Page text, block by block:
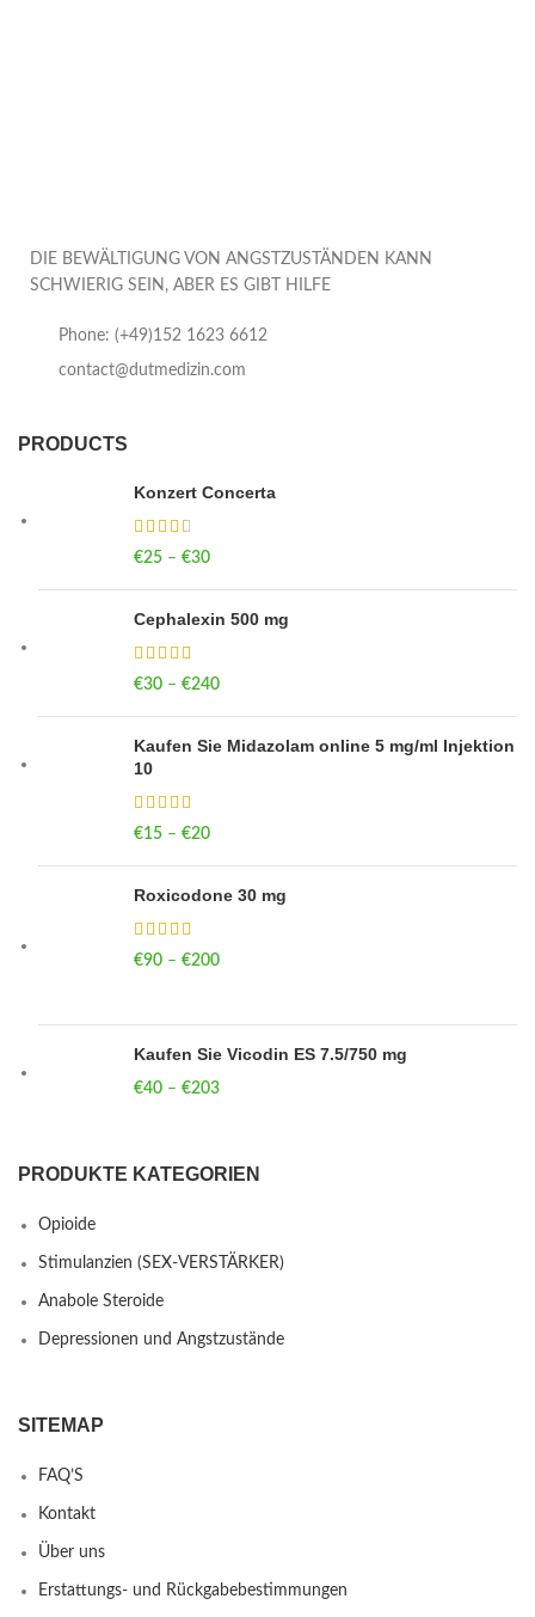
DIE BEWÄLTIGUNG VON ANGSTZUSTÄNDEN KANN
SCHWIERIG SEIN, ABER ES GIBT HILFE
Phone: (+49)152 1623 6612
contact@dutmedizin.com
PRODUCTS
Konzert Concerta
€25 – €30
Cephalexin 500 mg
€30 – €240
Kaufen Sie Midazolam online 5 mg/ml Injektion
10
€15 – €20
Roxicodone 30 mg
€90 – €200
Kaufen Sie Vicodin ES 7.5/750 mg
€40 – €203
PRODUKTE KATEGORIEN
Opioide
Stimulanzien (SEX-VERSTÄRKER)
Anabole Steroide
Depressionen und Angstzustände
SITEMAP
FAQ’S
Kontakt
Über uns
Erstattungs- und Rückgabebestimmungen